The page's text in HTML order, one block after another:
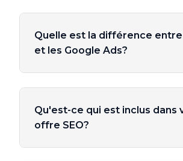
Quelle est la différence entre
et les Google Ads?
Qu'est-ce qui est inclus dans
offre SEO?